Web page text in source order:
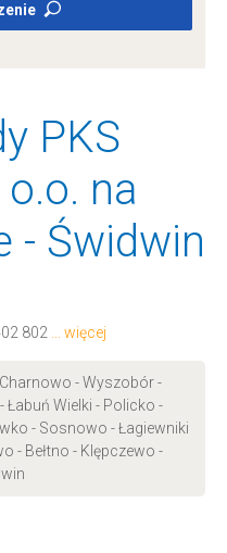
PKS
na
- Świdwin
802 ... więcej
- Wyszobór -
Wielki - Policko -
- Sosnowo - Łagiewniki
- Bełtno - Klępczewo -